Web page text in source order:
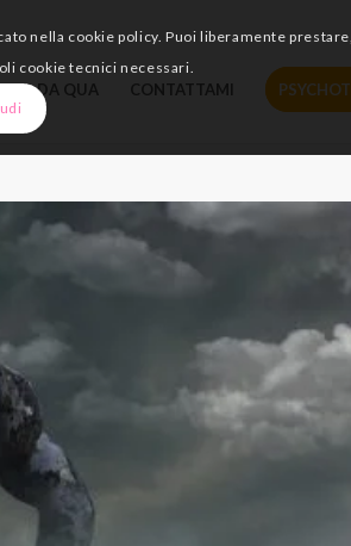
DA QUA CONTATTAMI
nella cookie policy. Puoi liberamente
cookie tecnici necessari.